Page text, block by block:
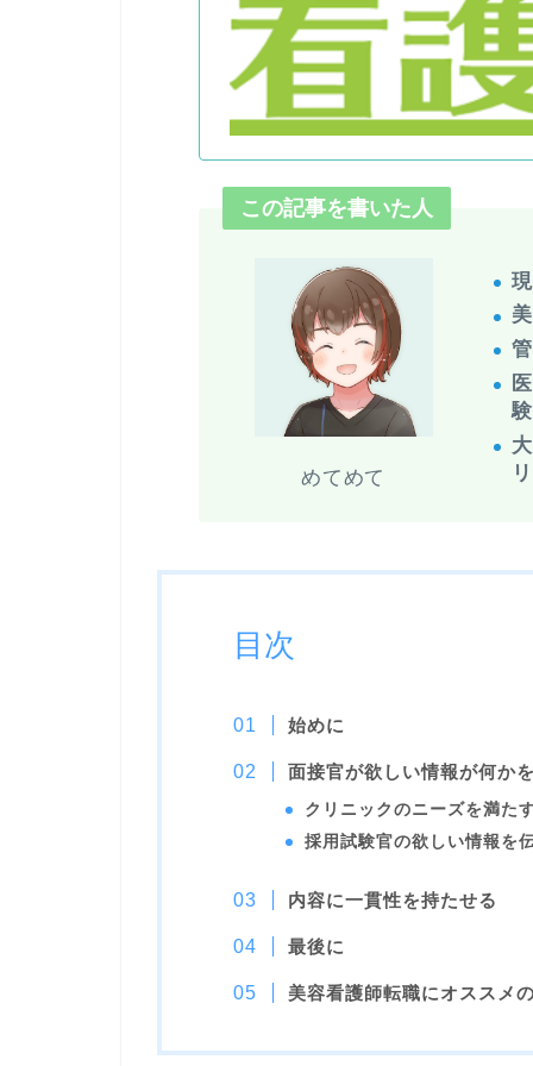
この記事を書いた人
めてめて
験
目次
始めに
面接官が欲しい情報が何か
クリニックのニーズを満た
採用試験官の欲しい情報を
内容に一貫性を持たせる
最後に
美容看護師転職にオススメ